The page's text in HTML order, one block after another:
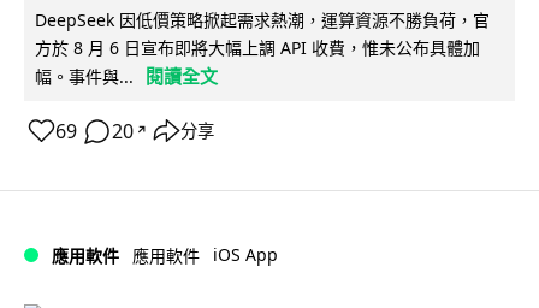
DeepSeek 因低價策略掀起需求熱潮，運算資源不勝負荷，官
方於 8 月 6 日宣布即將大幅上調 API 收費，惟未公布具體加
幅。事件與...
閱讀全文
69 20 ↗ 分享
應用軟件 應用軟件 iOS App